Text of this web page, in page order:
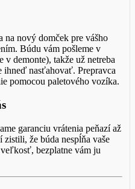
na nový domček pre vášho
Búdu vám pošleme v
v demonte), takže už netreba
ihneď nasťahovať. Prepravca
pomocou paletového vozíka.
garanciu vrátenia peňazí až
že búda nespĺňa vaše
bezplatne vám ju